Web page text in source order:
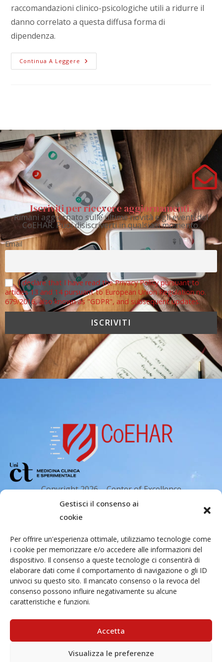
Gestisci il consenso ai
cookie
Per offrire un'esperienza ottimale, utilizziamo tecnologie come
i cookie per memorizzare e/o accedere alle informazioni del
dispositivo. Il consenso a queste tecnologie ci consentirà di
elaborare dati come il comportamento di navigazione o gli ID
univoci su questo sito. Il mancato consenso o la revoca del
consenso possono influire negativamente su alcune
caratteristiche e funzioni.
Accetta
Visualizza le preferenze
raccomandazioni clinico-psicologiche utili a ridurre il
danno correlato a questa diffusa forma di
dipendenza.
Continua A Leggere
Iscriviti per ricevere aggiornamenti.
Rimani aggiornato sulle ultime novità e gli eventi del
CoEHAR. Puoi disiscriverti in qualsiasi momento.
Email
I declare that I have read the Privacy Policy pursuant to
articles 13 and 14 pursuant to European Union Regulation no.
679/2016, also known as "GDPR", and subsequent updates.
Copyright 2026 – Center of Excellence
for the acceleration of Harm Reduction.
Tutti i diritti riservati.
Indirizzo email
Via Santa Sofia 89, 95123 Catania
cr.coehar@unict.it